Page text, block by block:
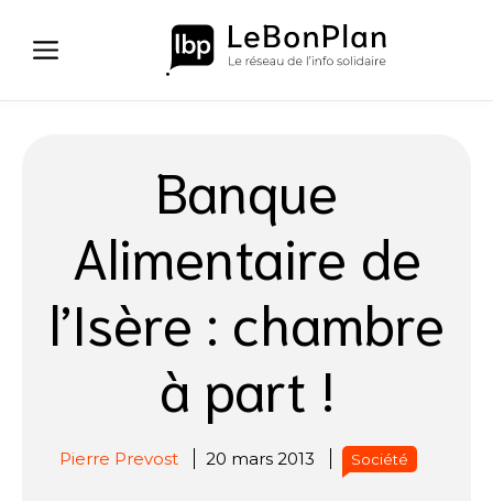
contenu
Banque
Alimentaire de
l’Isère : chambre
à part !
Pierre Prevost 20 mars 2013 Société